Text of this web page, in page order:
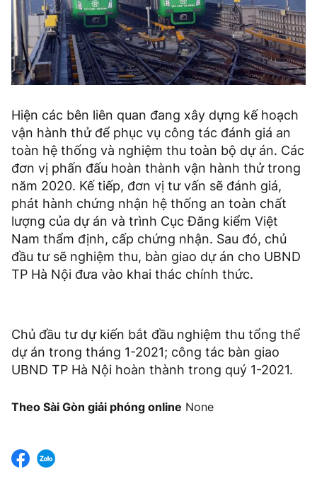
Hiện các bên liên quan đang xây dựng kế hoạch
vận hành thử để phục vụ công tác đánh giá an
toàn hệ thống và nghiệm thu toàn bộ dự án. Các
đơn vị phấn đấu hoàn thành vận hành thử trong
năm 2020. Kế tiếp, đơn vị tư vấn sẽ đánh giá,
phát hành chứng nhận hệ thống an toàn chất
lượng của dự án và trình Cục Đăng kiểm Việt
Nam thẩm định, cấp chứng nhận. Sau đó, chủ
đầu tư sẽ nghiệm thu, bàn giao dự án cho UBND
TP Hà Nội đưa vào khai thác chính thức.
Chủ đầu tư dự kiến bắt đầu nghiệm thu tổng thể
dự án trong tháng 1-2021; công tác bàn giao
UBND TP Hà Nội hoàn thành trong quý 1-2021.
Theo Sài Gòn giải phóng online None